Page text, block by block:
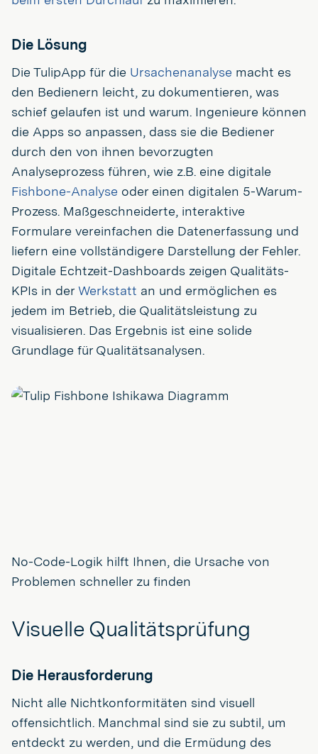
Die Lösung
Die TulipApp für die Ursachenanalyse macht es
den Bedienern leicht, zu dokumentieren, was
schief gelaufen ist und warum. Ingenieure können
die Apps so anpassen, dass sie die Bediener
durch den von ihnen bevorzugten
Analyseprozess führen, wie z.B. eine digitale
Fishbone-Analyse oder einen digitalen 5-Warum-
Prozess. Maßgeschneiderte, interaktive
Formulare vereinfachen die Datenerfassung und
liefern eine vollständigere Darstellung der Fehler.
Digitale Echtzeit-Dashboards zeigen Qualitäts-
KPIs in der Werkstatt an und ermöglichen es
jedem im Betrieb, die Qualitätsleistung zu
visualisieren. Das Ergebnis ist eine solide
Grundlage für Qualitätsanalysen.
No-Code-Logik hilft Ihnen, die Ursache von
Problemen schneller zu finden
Visuelle Qualitätsprüfung
Die Herausforderung
Nicht alle Nichtkonformitäten sind visuell
offensichtlich. Manchmal sind sie zu subtil, um
entdeckt zu werden, und die Ermüdung des